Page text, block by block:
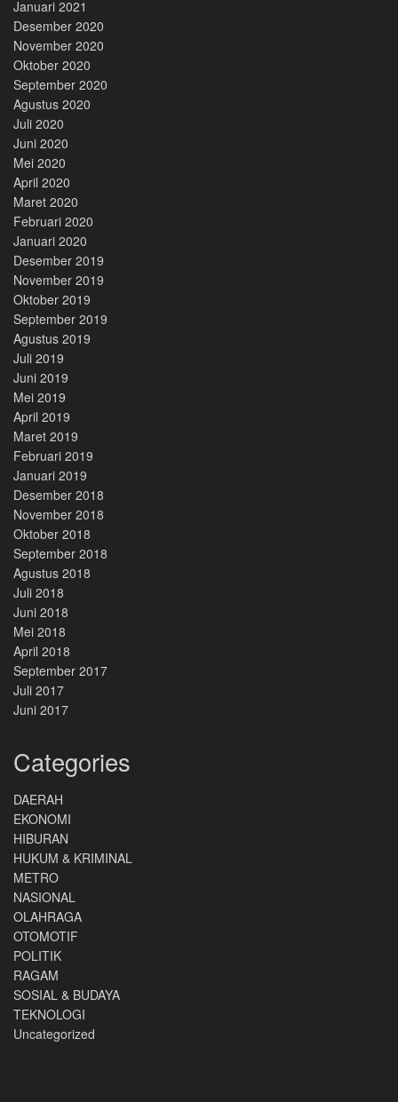
Januari 2021
Desember 2020
November 2020
Oktober 2020
September 2020
Agustus 2020
Juli 2020
Juni 2020
Mei 2020
April 2020
Maret 2020
Februari 2020
Januari 2020
Desember 2019
November 2019
Oktober 2019
September 2019
Agustus 2019
Juli 2019
Juni 2019
Mei 2019
April 2019
Maret 2019
Februari 2019
Januari 2019
Desember 2018
November 2018
Oktober 2018
September 2018
Agustus 2018
Juli 2018
Juni 2018
Mei 2018
April 2018
September 2017
Juli 2017
Juni 2017
Categories
DAERAH
EKONOMI
HIBURAN
HUKUM & KRIMINAL
METRO
NASIONAL
OLAHRAGA
OTOMOTIF
POLITIK
RAGAM
SOSIAL & BUDAYA
TEKNOLOGI
Uncategorized